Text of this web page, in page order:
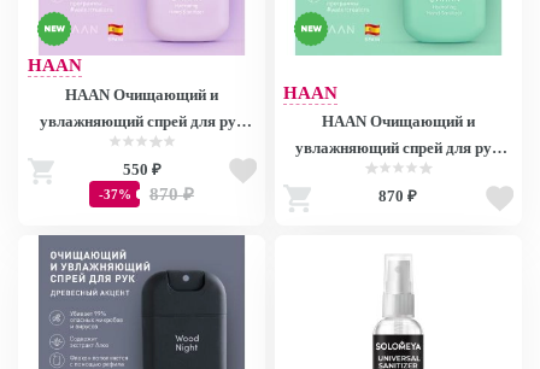
HAAN
HAAN Очищающий и
увлажняющий спрей для рук
"Прованская лаванда" / Hand
Sanitizer Soothing Lavender, 30
мл
550 ₽
-37% 870 ₽
HAAN
HAAN Очищающий и
увлажняющий спрей для рук
"Душистая вербена" / Hand
Sanitizer Purifying Verbena, 30
870 ₽